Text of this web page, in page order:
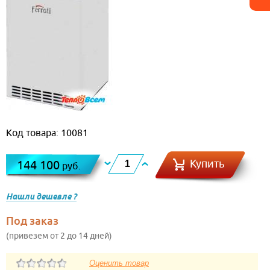
Код товара: 10081
144 100 руб. Купить
Нашли дешевле ?
Под заказ
(привезем от 2 до 14 дней)